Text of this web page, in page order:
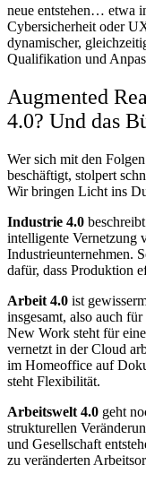
neue entstehen… etwa
Cybersicherheit oder
dynamischer,
Qualifikation und
Augmented
4.0? Und das
Wer sich mit den
beschäftigt, stolpert
Wir bringen Licht ins
Industrie 4.0
intelligente Vernetzung
Industrieunternehmen.
dafür, dass Produktion
Arbeit 4.0 ist
insgesamt, also auch
New Work steht für
vernetzt in der Cloud
im Homeoffice auf
steht Flexibilität.
Arbeitswelt 4.0 geht
strukturellen
und Gesellschaft
zu veränderten